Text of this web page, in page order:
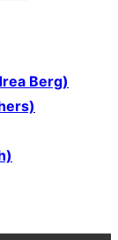
Berg)